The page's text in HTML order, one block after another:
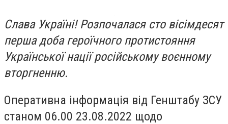
Слава Україні! Розпочалася сто вісімдесят
перша доба героїчного протистояння
Української нації російському воєнному
вторгненню.
Оперативна інформація від Генштабу ЗСУ
станом 06.00 23.08.2022 щодо